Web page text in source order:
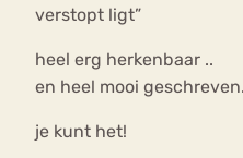
verstopt ligt”
heel erg herkenbaar ..
en heel mooi geschreven.
je kunt het!